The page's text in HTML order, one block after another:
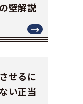
壁解説
せるに
い正当